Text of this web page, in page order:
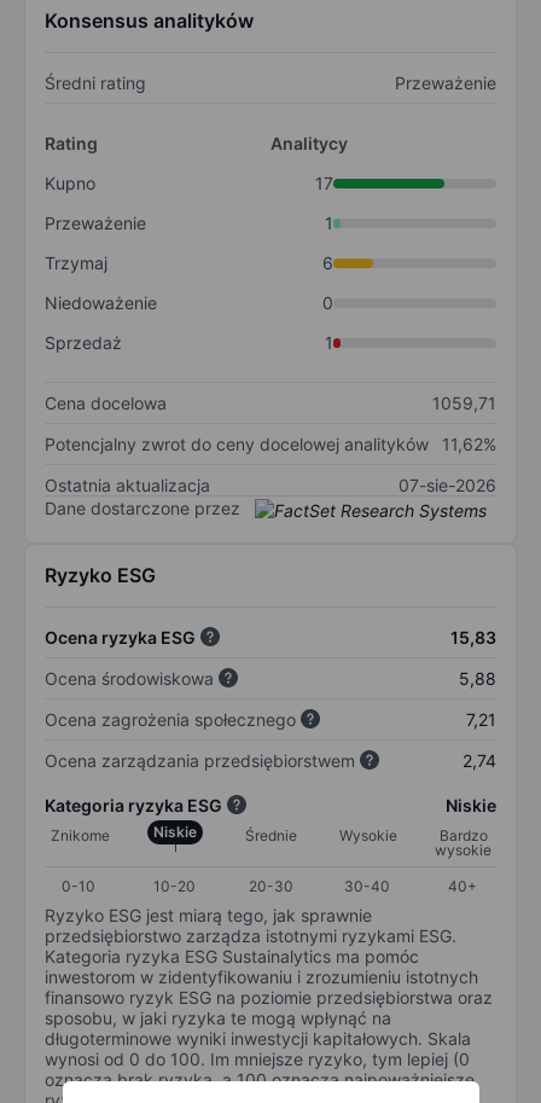
Konsensus analityków
Średni rating Przeważenie
Rating
Analitycy
Kupno
17
Przeważenie
1
Trzymaj
6
Niedoważenie
0
Sprzedaż
1
Cena docelowa
1059,71
Potencjalny zwrot do ceny docelowej analityków
11,62%
Ostatnia aktualizacja
07-sie-2026
Dane dostarczone przez
Ryzyko ESG
Ocena ryzyka ESG
15,83
Ocena środowiskowa
5,88
Ocena zagrożenia społecznego
7,21
Ocena zarządzania przedsiębiorstwem
2,74
Kategoria ryzyka ESG Niskie
Znikome Niskie Średnie Wysokie
Bardzo
wysokie
0-10
10-20 20-30 30-40 40+
Ryzyko ESG jest miarą tego, jak sprawnie
przedsiębiorstwo zarządza istotnymi ryzykami ESG.
Kategoria ryzyka ESG Sustainalytics ma pomóc
inwestorom w zidentyfikowaniu i zrozumieniu istotnych
finansowo ryzyk ESG na poziomie przedsiębiorstwa oraz
sposobu, w jaki ryzyka te mogą wpłynąć na
długoterminowe wyniki inwestycji kapitałowych. Skala
wynosi od 0 do 100. Im mniejsze ryzyko, tym lepiej (0
oznacza brak ryzyka, a 100 oznacza najpoważniejsze